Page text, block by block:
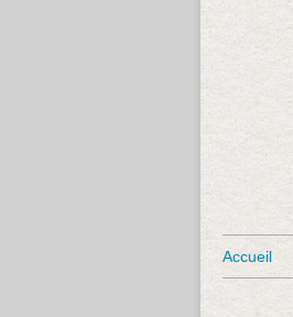
Accueil